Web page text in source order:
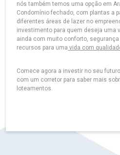
nós também temos uma opção em
Condomínio fechado, com plantas a
diferentes áreas de lazer no
investimento para quem deseja uma
ainda com muito conforto,
recursos para uma vida com
Comece agora a investir no seu
com um corretor para saber mais
loteamentos.